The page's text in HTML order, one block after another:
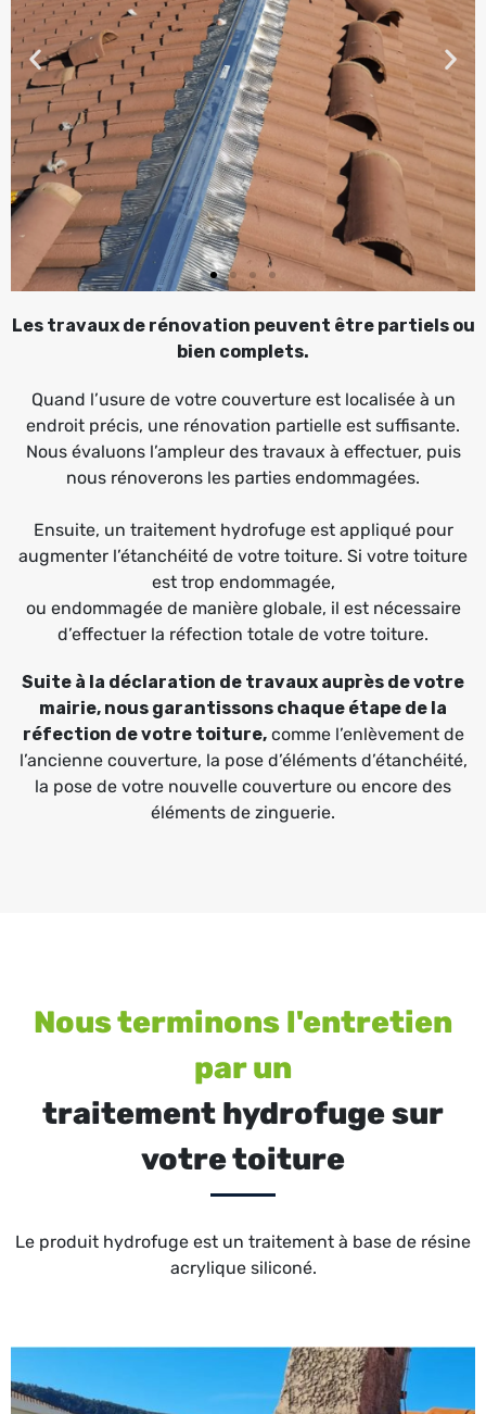
Les travaux de rénovation peuvent être partiels ou
bien complets.
Quand l’usure de votre couverture est localisée à un
endroit précis, une rénovation partielle est suffisante.
Nous évaluons l’ampleur des travaux à effectuer, puis
nous rénoverons les parties endommagées.
Ensuite, un traitement hydrofuge est appliqué pour
augmenter l’étanchéité de votre toiture. Si votre toiture
est trop endommagée,
ou endommagée de manière globale, il est nécessaire
d’effectuer la réfection totale de votre toiture.
Suite à la déclaration de travaux auprès de votre
mairie, nous garantissons chaque étape de la
réfection de votre toiture,comme l’enlèvement de
l’ancienne couverture, la pose d’éléments d’étanchéité,
la pose de votre nouvelle couverture ou encore des
éléments de zinguerie.
Nous terminons l'entretien
par un
traitement hydrofuge sur
votre toiture
Le produit hydrofuge est un traitement à base de résine
acrylique siliconé.